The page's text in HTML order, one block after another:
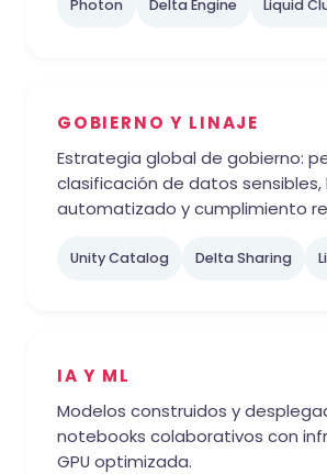
Photon Delta Engine Liquid
GOBIERNO Y LINAJE
Estrategia global de gobierno:
clasificación de datos sensibles,
automatizado y cumplimiento
Unity Catalog Delta Sharing
IA Y ML
Modelos construidos y
notebooks colaborativos con
GPU optimizada.